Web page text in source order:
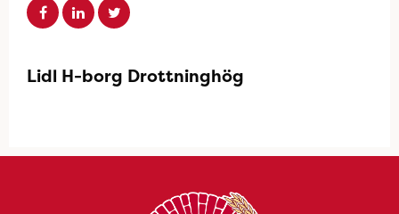
Lidl H-borg Drottninghög